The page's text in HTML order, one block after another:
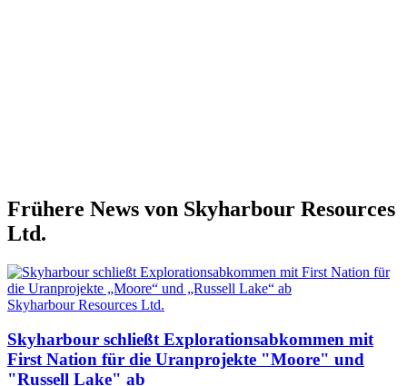
Frühere News von Skyharbour Resources
Ltd.
Skyharbour Resources Ltd.
Skyharbour schließt Explorationsabkommen mit
First Nation für die Uranprojekte "Moore" und
"Russell Lake" ab